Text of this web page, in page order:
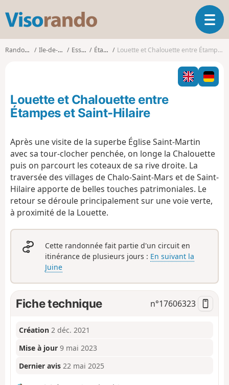
s
o
o
O
u
i
r
l
g
t
n
Randonnées Ile-de-France Essonne Étampes Louette et Chalouette entre Étampes et Saint-Hilaire
Louette et Chalouette entre
Étampes et Saint-Hilaire
Après une visite de la superbe Église Saint-Martin
avec sa tour-clocher penchée, on longe la Chalouette
puis on parcourt les coteaux de sa rive droite. La
traversée des villages de Chalo-Saint-Mars et de Saint-
Hilaire apporte de belles touches patrimoniales. Le
retour se déroule principalement sur une voie verte,
à proximité de la Louette.
Cette randonnée fait partie d'un circuit en
itinérance de plusieurs jours : En suivant la
Juine
Fiche technique n°17606323
Création 2 déc. 2021
Mise à jour 9 mai 2023
Dernier avis 22 mai 2025